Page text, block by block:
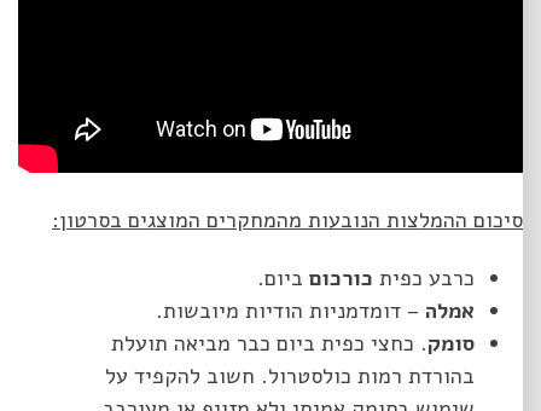
סיכום ההמלצות הנובעות מהמחקרים המוצגים בסרטון:
כרבע כפיתכורכוםביום.
אמלה– דומדמניות הודיות מיובשות.
סומק. כחצי כפית ביום כבר מביאה תועלת
בהורדת רמות כולסטרול. חשוב להקפיד על